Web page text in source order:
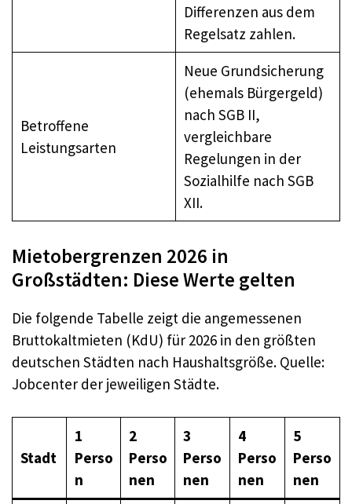
Differenzen aus dem
Regelsatz zahlen.
Betroffene
Leistungsarten
Neue Grundsicherung
(ehemals Bürgergeld)
nach SGB II,
vergleichbare
Regelungen in der
Sozialhilfe nach SGB
XII.
Mietobergrenzen 2026 in
Großstädten: Diese Werte gelten
Die folgende Tabelle zeigt die angemessenen
Bruttokaltmieten (KdU) für 2026 in den größten
deutschen Städten nach Haushaltsgröße. Quelle:
Jobcenter der jeweiligen Städte.
Stadt
1
Perso
n
2
Perso
nen
3
Perso
nen
4
Perso
nen
5
Perso
nen